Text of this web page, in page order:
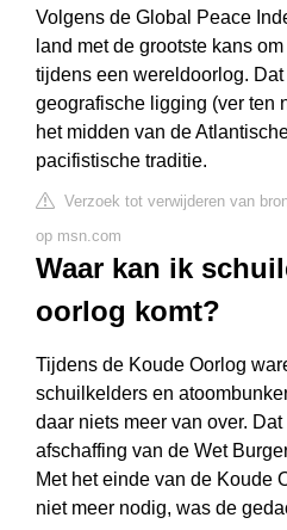
Volgens de Global Peace
land met de grootste kans
tijdens een wereldoorlog.
geografische ligging (ver ten
het midden van de
pacifistische traditie.
Verzoek tot verwijderen van
op msn.com
Waar kan ik
oorlog komt?
Tijdens de Koude Oorlog
schuilkelders en
daar niets meer van over.
afschaffing van de Wet
Met het einde van de Koude
niet meer nodig, was de